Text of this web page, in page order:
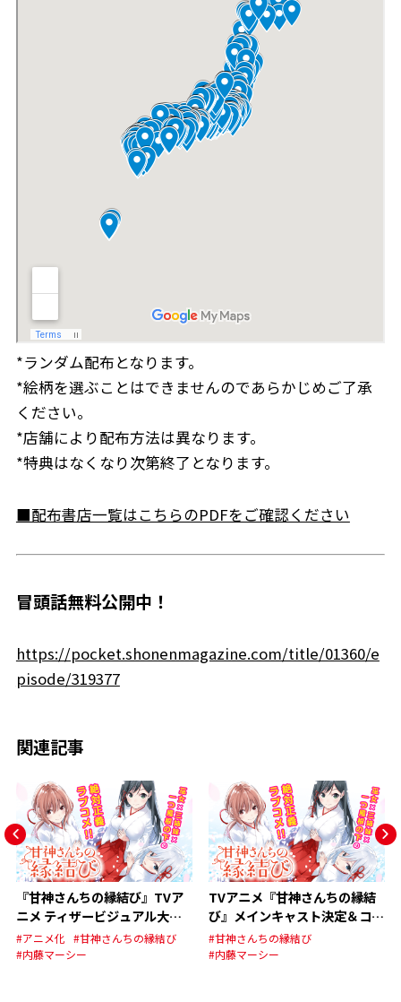
*ランダム配布となります。
*絵柄を選ぶことはできませんのであらかじめご了承
ください。
*店舗により配布方法は異なります。
*特典はなくなり次第終了となります。
■配布書店一覧はこちらのPDFをご確認ください
冒頭話無料公開中！
https://pocket.shonenmagazine.com/title/01360/e
pisode/319377
関連記事
『甘神さんちの縁結び』TVア
ニメ ティザービジュアル大公
開！！
#アニメ化 #甘神さんちの縁結び
#内藤マーシー
TVアニメ『甘神さんちの縁結
び』メインキャスト決定＆コメ
ント到着!!
#甘神さんちの縁結び
#内藤マーシー